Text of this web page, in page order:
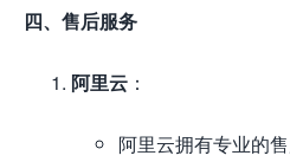
四、售后服务
阿里云 ：
阿里云拥有专业的